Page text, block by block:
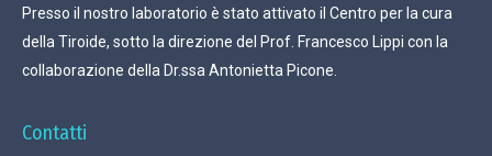
Presso il nostro laboratorio è stato attivato il Centro per la cura
della Tiroide, sotto la direzione del Prof. Francesco Lippi con la
collaborazione della Dr.ssa Antonietta Picone.
Contatti